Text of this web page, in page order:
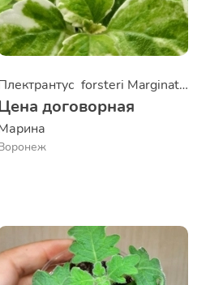
Плектрантус  forsteri Marginatus
договорная